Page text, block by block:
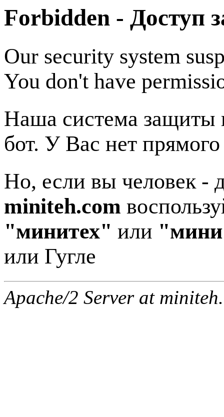
Forbidden - Доступ
Our security system
You don't have
Наша система защиты
бот. У Вас нет
Но, если вы человек -
miniteh.com
"минитех" или "мини
или Гугле
Apache/2 Server at